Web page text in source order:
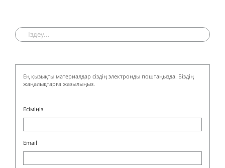
Ең қызықты материалдар сіздің электронды поштаңызда. Біздің
жаңалықтарға жазылыңыз.
Есіміңіз
Email